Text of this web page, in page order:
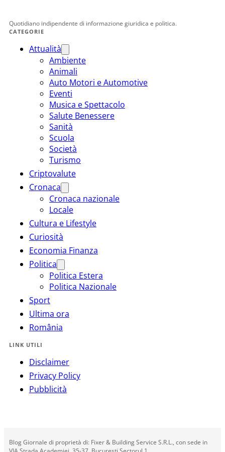
Quotidiano indipendente di informazione giuridica e politica.
CATEGORIE
Attualità
Ambiente
Animali
Auto Motori e Automotive
Eventi
Musica e Spettacolo
Salute Benessere
Sanità
Scuola
Società
Turismo
Criptovalute
Cronaca
Cronaca nazionale
Locale
Cultura e Lifestyle
Curiosità
Economia Finanza
Politica
Politica Estera
Politica Nazionale
Sport
Ultima ora
România
LINK UTILI
Disclaimer
Privacy Policy
Pubblicità
Blog Giornale di proprietà di: Fixer & Building Service S.R.L., con sede in